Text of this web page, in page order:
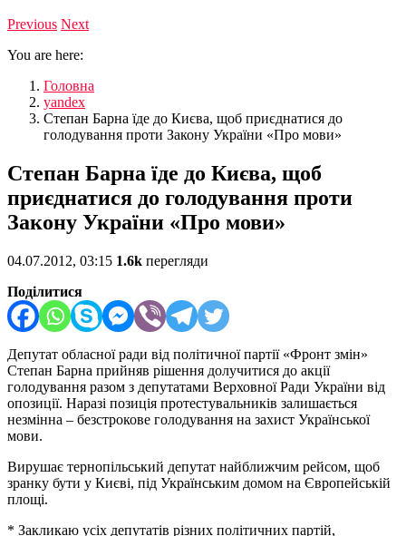
Previous Next
You are here:
Головна
yandex
Степан Барна їде до Києва, щоб приєднатися до
голодування проти Закону України «Про мови»
Степан Барна їде до Києва, щоб
приєднатися до голодування проти
Закону України «Про мови»
04.07.2012, 03:15 1.6k перегляди
Поділитися
Депутат обласної ради від політичної партії «Фронт змін»
Степан Барна прийняв рішення долучитися до акції
голодування разом з депутатами Верховної Ради України від
опозиції. Наразі позиція протестувальників залишається
незмінна – безстрокове голодування на захист Української
мови.
Вирушає тернопільський депутат найближчим рейсом, щоб
зранку бути у Києві, під Українським домом на Європейській
площі.
* Закликаю усіх депутатів різних політичних партій,